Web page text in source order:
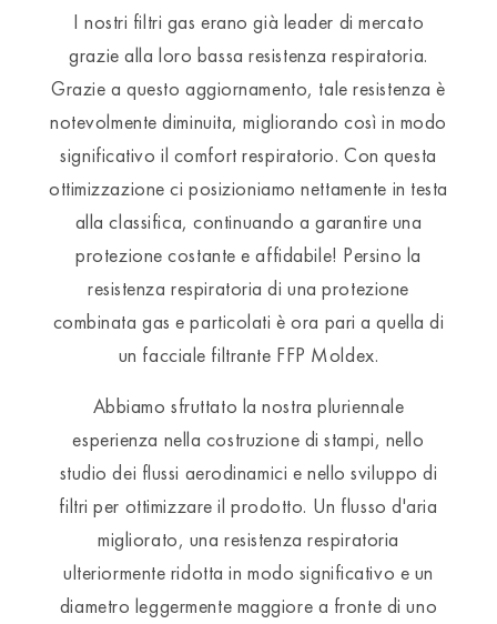
I nostri filtri gas erano già leader di mercato
grazie alla loro bassa resistenza respiratoria.
Grazie a questo aggiornamento, tale resistenza è
notevolmente diminuita, migliorando così in modo
significativo il comfort respiratorio. Con questa
ottimizzazione ci posizioniamo nettamente in testa
alla classifica, continuando a garantire una
protezione costante e affidabile! Persino la
resistenza respiratoria di una protezione
combinata gas e particolati è ora pari a quella di
un facciale filtrante FFP Moldex.
Abbiamo sfruttato la nostra pluriennale
esperienza nella costruzione di stampi, nello
studio dei flussi aerodinamici e nello sviluppo di
filtri per ottimizzare il prodotto. Un flusso d'aria
migliorato, una resistenza respiratoria
ulteriormente ridotta in modo significativo e un
diametro leggermente maggiore a fronte di uno